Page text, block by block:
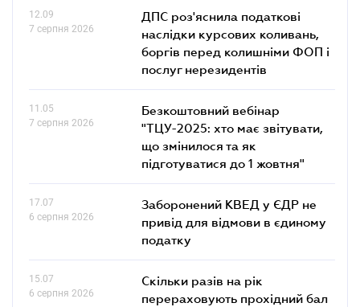
12.09
7 серпня 2026
ДПС роз'яснила податкові
наслідки курсових коливань,
боргів перед колишніми ФОП і
послуг нерезидентів
11.05
7 серпня 2026
Безкоштовний вебінар
"ТЦУ-2025: хто має звітувати,
що змінилося та як
підготуватися до 1 жовтня"
17.07
6 серпня 2026
Заборонений КВЕД у ЄДР не
привід для відмови в єдиному
податку
15.07
6 серпня 2026
Скільки разів на рік
перераховують прохідний бал